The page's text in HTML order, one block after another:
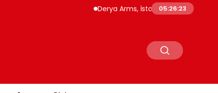
Derya Arms, İstanbul Prohunt 2026’da
05:26:24